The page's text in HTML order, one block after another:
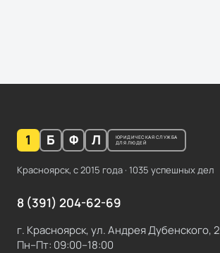
1 Б Ф Л
ЮРИДИЧЕСКАЯ СЛУЖБА
ДЛЯ ЛЮДЕЙ
Красноярск, с 2015 года · 1035 успешных дел
8 (391) 204-62-69
г. Красноярск, ул. Андрея Дубенского, 2
Пн–Пт: 09:00–18:00